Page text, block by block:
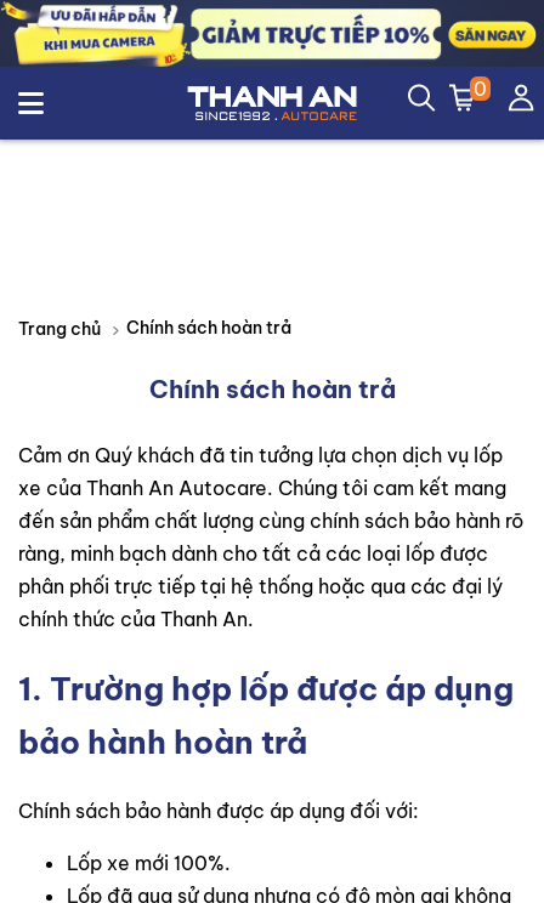
0
Trang chủ Chính sách hoàn trả
Chính sách hoàn trả
Cảm ơn Quý khách đã tin tưởng lựa chọn dịch vụ lốp
xe của Thanh An Autocare. Chúng tôi cam kết mang
đến sản phẩm chất lượng cùng chính sách bảo hành rõ
ràng, minh bạch dành cho tất cả các loại lốp được
phân phối trực tiếp tại hệ thống hoặc qua các đại lý
chính thức của Thanh An.
1. Trường hợp lốp được áp dụng
bảo hành hoàn trả
Chính sách bảo hành được áp dụng đối với:
Lốp xe mới 100%.
Lốp đã qua sử dụng nhưng có độ mòn gai không